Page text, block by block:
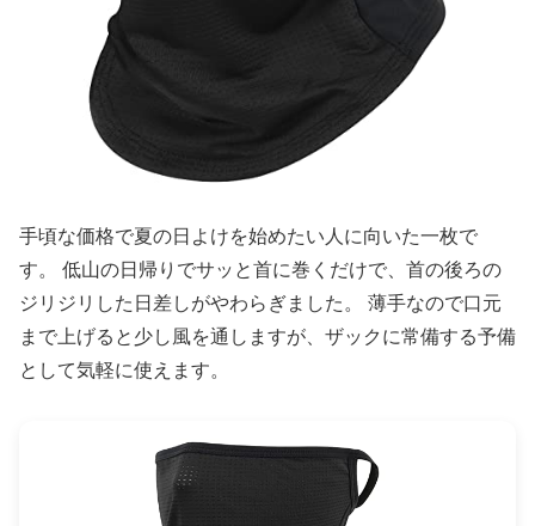
手頃な価格で夏の日よけを始めたい人に向いた一枚で
す。 低山の日帰りでサッと首に巻くだけで、首の後ろの
ジリジリした日差しがやわらぎました。 薄手なので口元
まで上げると少し風を通しますが、ザックに常備する予備
として気軽に使えます。